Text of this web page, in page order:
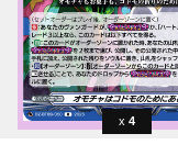
4